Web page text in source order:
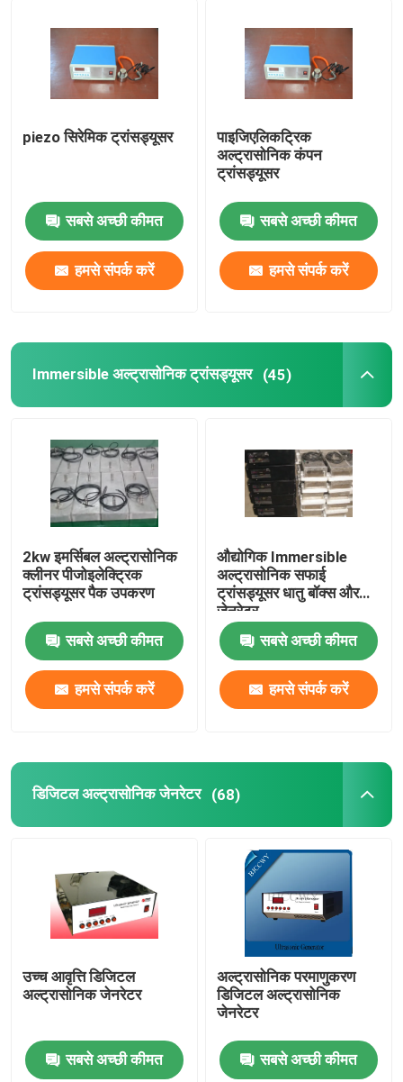
piezo सिरेमिक ट्रांसड्यूसर
सबसे अच्छी कीमत
हमसे संपर्क करें
पाइजिएलिकट्रिक
अल्ट्रासोनिक कंपन
ट्रांसड्यूसर
सबसे अच्छी कीमत
हमसे संपर्क करें
Immersible अल्ट्रासोनिक ट्रांसड्यूसर (45)
2kw इमर्सिबल अल्ट्रासोनिक
क्लीनर पीजोइलेक्ट्रिक
ट्रांसड्यूसर पैक उपकरण
सबसे अच्छी कीमत
हमसे संपर्क करें
औद्योगिक Immersible
अल्ट्रासोनिक सफाई
ट्रांसड्यूसर धातु बॉक्स और
जेनरेटर
सबसे अच्छी कीमत
हमसे संपर्क करें
डिजिटल अल्ट्रासोनिक जेनरेटर (68)
उच्च आवृत्ति डिजिटल
अल्ट्रासोनिक जेनरेटर
सबसे अच्छी कीमत
अल्ट्रासोनिक परमाणुकरण
डिजिटल अल्ट्रासोनिक
जेनरेटर
सबसे अच्छी कीमत